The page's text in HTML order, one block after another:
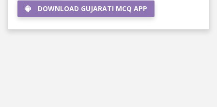
DOWNLOAD GUJARATI MCQ APP